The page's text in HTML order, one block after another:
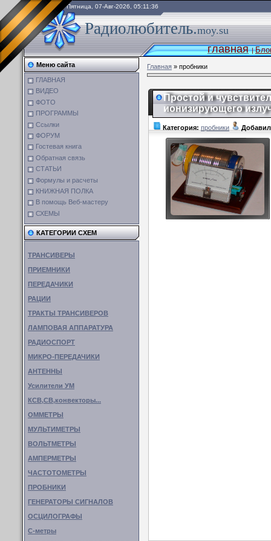
Пятница, 07-Авг-2026, 05:11:36
Радиолюбитель.moy.su
главная |
Меню сайта
ГЛАВНАЯ
ВИДЕО
ФОТО
ПРОГРАММЫ
Ссылки
ФОРУМ
Гостевая книга
Обратная связь
СТАТЬИ
Формулы и расчеты
КНИЖНАЯ ПОЛКА
В помощь Веб-мастеру
СХЕМЫ
КАТЕГОРИИ СХЕМ
ТРАНСИВЕРЫ
ПРИЕМНИКИ
ПЕРЕДАЧИКИ
РАЦИИ
ТРАКТЫ ТРАНСИВЕРОВ
ЛАМПОВАЯ АППАРАТУРА
РАДИОСПОРТ
МИКРО-ПЕРЕДАЧИКИ
АНТЕННЫ
Усилители УМ
КСВ,СВ,конвекторы...
ОММЕТРЫ
МУЛЬТИМЕТРЫ
ВОЛЬТМЕТРЫ
АМПЕРМЕТРЫ
ЧАСТОТОМЕТРЫ
ПРОБНИКИ
ГЕНЕРАТОРЫ СИГНАЛОВ
ОСЦИЛОГРАФЫ
С-метры
Главная»пробники
Простой и
ионизирующего
Категория: пробники